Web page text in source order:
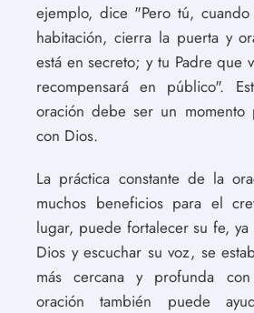
ejemplo, dice "Pero tú,
habitación, cierra la puerta y
está en secreto; y tu Padre que
recompensará en público".
oración debe ser un momento
con Dios.
La práctica constante de la
muchos beneficios para el
lugar, puede fortalecer su fe,
Dios y escuchar su voz, se
más cercana y profunda
oración también puede